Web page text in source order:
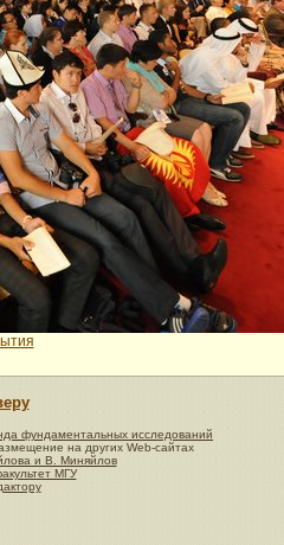
фундаментальных исследований
на других Web-сайтах
и В. Миняйлов
МГУ